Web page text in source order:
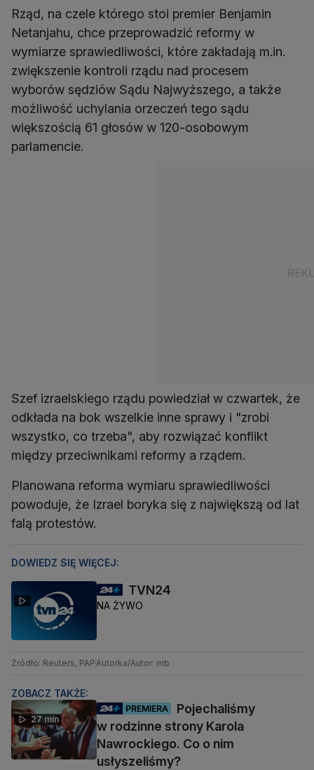
Rząd, na czele którego stoi premier Benjamin
Netanjahu, chce przeprowadzić reformy w
wymiarze sprawiedliwości, które zakładają m.in.
zwiększenie kontroli rządu nad procesem
wyborów sędziów Sądu Najwyższego, a także
możliwość uchylania orzeczeń tego sądu
większością 61 głosów w 120-osobowym
parlamencie.
Szef izraelskiego rządu powiedział w czwartek, że
odkłada na bok wszelkie inne sprawy i "zrobi
wszystko, co trzeba", aby rozwiązać konflikt
między przeciwnikami reformy a rządem.
Planowana reforma wymiaru sprawiedliwości
powoduje, że Izrael boryka się z największą od lat
falą protestów.
DOWIEDZ SIĘ WIĘCEJ:
TVN24
NA ŻYWO
Źródło: Reuters, PAPAutorka/Autor: mb
ZOBACZ TAKŻE:
27 min
PREMIERA
Pojechaliśmy
w rodzinne strony Karola
Nawrockiego. Co o nim
usłyszeliśmy?